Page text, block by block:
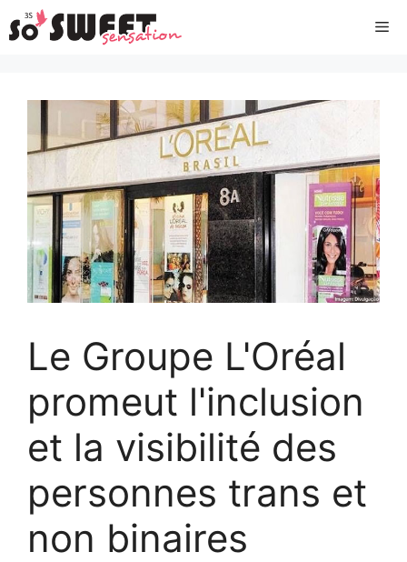
Aller
au
Le Groupe L'Oréal
promeut l'inclusion
et la visibilité des
personnes trans et
non binaires